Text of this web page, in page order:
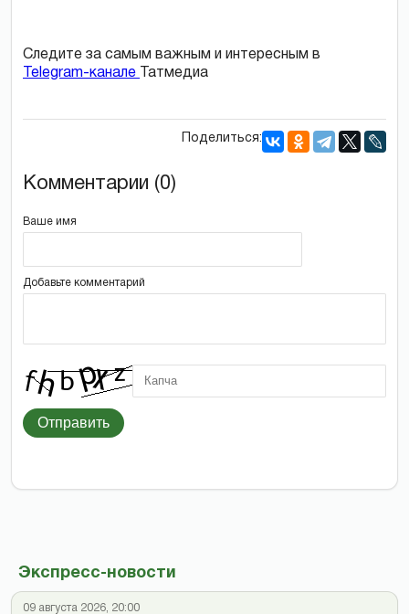
Экспресс-новости
09 августа 2026, 20:00
Следите за самым важным и интересным в
Telegram-канале
Татмедиа
Поделиться:
Комментарии (0)
Ваше имя
Добавьте комментарий
Отправить